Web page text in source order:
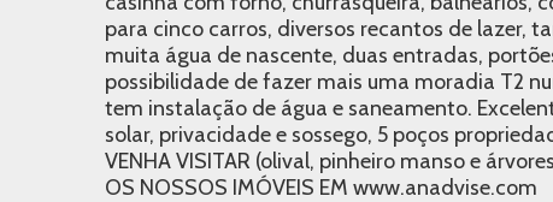
para cinco carros, diversos recantos de lazer,
muita água de nascente, duas entradas,
possibilidade de fazer mais uma moradia T2
tem instalação de água e saneamento.
solar, privacidade e sossego, 5 poços
VENHA VISITAR (olival, pinheiro manso e
OS NOSSOS IMÓVEIS EM www.anadvise.com